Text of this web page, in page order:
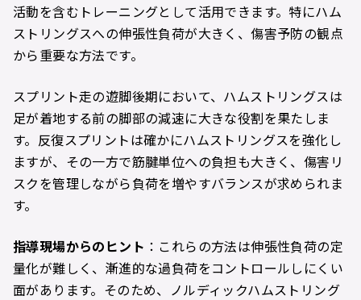
活動を含むトレーニングとして活用できます。特にハム
ストリングスへの伸張性負荷が大きく、傷害予防の観点
から重要な方法です。
スプリント走の遊脚後期において、ハムストリングスは
足が着地する前の脚部の減速に大きな役割を果たしま
す。反復スプリントは確かにハムストリングスを強化し
ますが、その一方で筋腱単位への負担も大きく、傷害リ
スクを管理しながら負荷を増やすバランスが求められま
す。
指導現場からのヒント ：これらの方法は伸張性負荷の定
量化が難しく、漸進的な過負荷をコントロールしにくい
面があります。そのため、ノルディックハムストリング